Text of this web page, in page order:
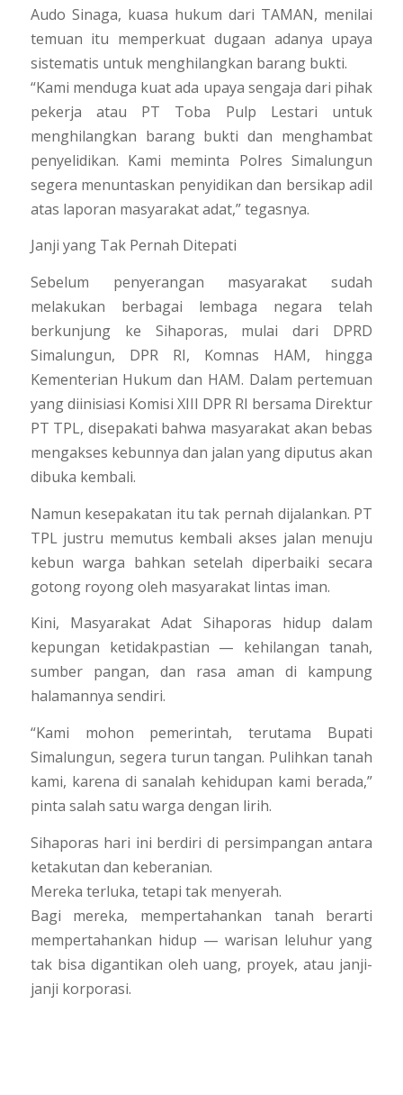
Audo Sinaga, kuasa hukum dari TAMAN, menilai
temuan itu memperkuat dugaan adanya upaya
sistematis untuk menghilangkan barang bukti.
“Kami menduga kuat ada upaya sengaja dari pihak
pekerja atau PT Toba Pulp Lestari untuk
menghilangkan barang bukti dan menghambat
penyelidikan. Kami meminta Polres Simalungun
segera menuntaskan penyidikan dan bersikap adil
atas laporan masyarakat adat,” tegasnya.
Janji yang Tak Pernah Ditepati
Sebelum penyerangan masyarakat sudah
melakukan berbagai lembaga negara telah
berkunjung ke Sihaporas, mulai dari DPRD
Simalungun, DPR RI, Komnas HAM, hingga
Kementerian Hukum dan HAM. Dalam pertemuan
yang diinisiasi Komisi XIII DPR RI bersama Direktur
PT TPL, disepakati bahwa masyarakat akan bebas
mengakses kebunnya dan jalan yang diputus akan
dibuka kembali.
Namun kesepakatan itu tak pernah dijalankan. PT
TPL justru memutus kembali akses jalan menuju
kebun warga bahkan setelah diperbaiki secara
gotong royong oleh masyarakat lintas iman.
Kini, Masyarakat Adat Sihaporas hidup dalam
kepungan ketidakpastian — kehilangan tanah,
sumber pangan, dan rasa aman di kampung
halamannya sendiri.
“Kami mohon pemerintah, terutama Bupati
Simalungun, segera turun tangan. Pulihkan tanah
kami, karena di sanalah kehidupan kami berada,”
pinta salah satu warga dengan lirih.
Sihaporas hari ini berdiri di persimpangan antara
ketakutan dan keberanian.
Mereka terluka, tetapi tak menyerah.
Bagi mereka, mempertahankan tanah berarti
mempertahankan hidup — warisan leluhur yang
tak bisa digantikan oleh uang, proyek, atau janji-
janji korporasi.